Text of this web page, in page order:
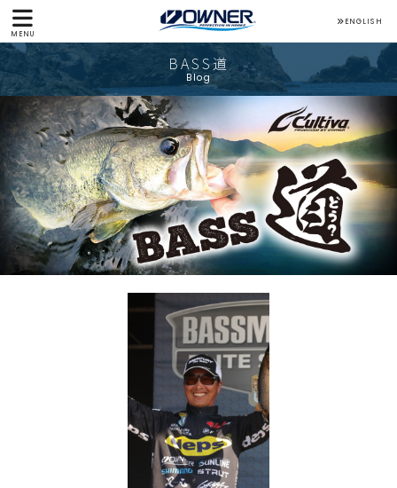
MENU
ENGLISH
BASS道
Blog